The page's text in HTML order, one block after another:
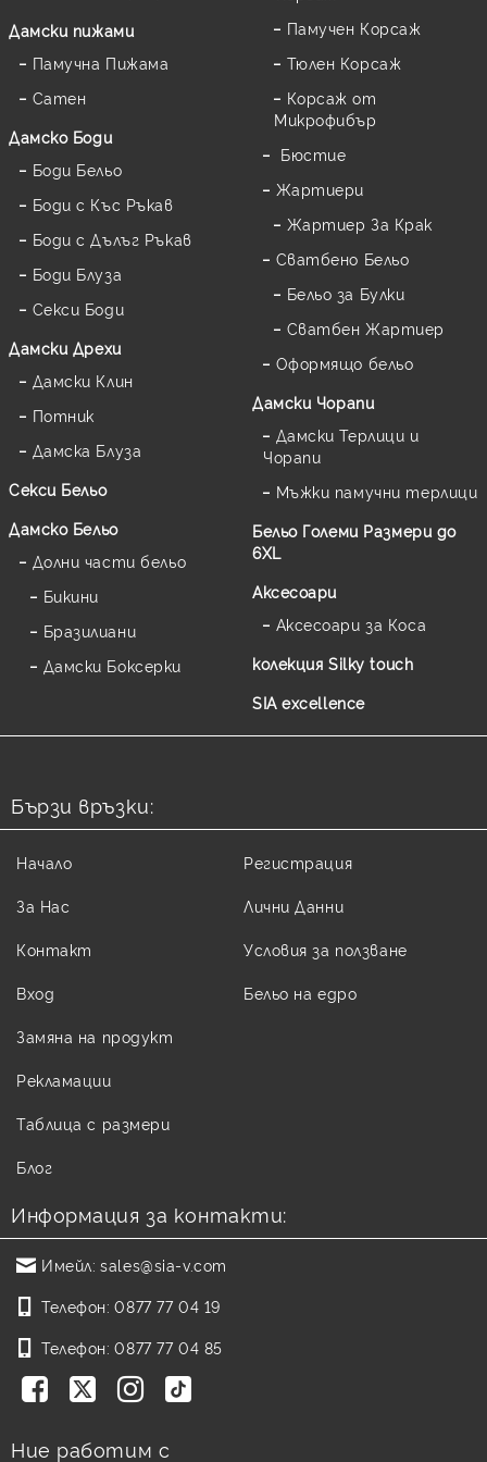
Дамски пижами
Памучна Пижама
Сатен
Дамскo Боди
Боди Бельо
Боди с Къс Ръкав
Боди с Дълъг Ръкав
Боди Блуза
Секси Боди
Дамски Дрехи
Дамски Клин
Потник
Дамска Блуза
Секси Бельо
Дамско Бельо
Долни части бельо
Бикини
Бразилиани
Дамски Боксерки
Памучен Корсаж
Тюлен Корсаж
Корсаж от
Микрофибър
Бюстие
Жартиери
Жартиер За Крак
Сватбено Бельо
Бельо за Булки
Сватбен Жартиер
Оформящо бельо
Дамски Чорапи
Дамски Терлици и
Чорапи
Мъжки памучни терлици
Бельо Големи Размери до
6XL
Аксесоари
Аксесоари за Коса
колекция Silky touch
SIA excellence
Бързи връзки:
Начало
За Нас
Контакт
Вход
Регистрация
Лични Данни
Условия за ползване
Бельо на едро
Замяна на продукт
Рекламации
Таблица с размери
Блог
Информация за контакти:
Имейл: sales@sia-v.com
Телефон: 0877 77 04 19
Телефон: 0877 77 04 85
Ние работим с